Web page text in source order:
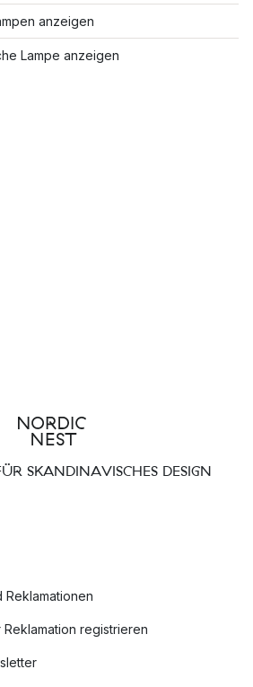
anzeigen
Lampe anzeigen
SKANDINAVISCHES DESIGN
Reklamationen
registrieren